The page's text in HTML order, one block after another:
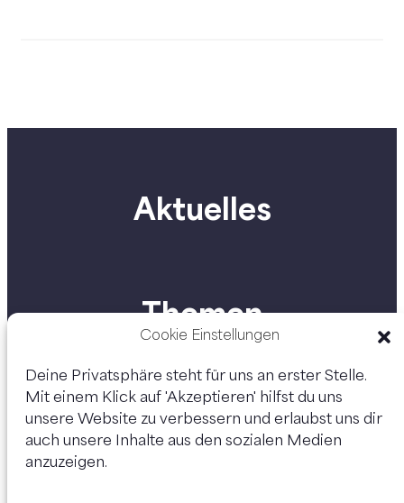
Cookie Einstellungen
Deine Privatsphäre steht für uns an erster Stelle.
Mit einem Klick auf 'Akzeptieren' hilfst du uns
unsere Website zu verbessern und erlaubst uns dir
auch unsere Inhalte aus den sozialen Medien
anzuzeigen.
Aktuelles
Themen
Personen